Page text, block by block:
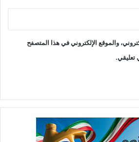
والموقع الإلكتروني في هذا المتصفح
تعليقي.